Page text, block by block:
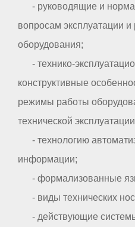
- руководящие и
вопросам эксплуатации и
оборудования;
- технико-
конструктивные
режимы работы
технической
- технологию
информации;
- формализованные
- виды технических
- действующие